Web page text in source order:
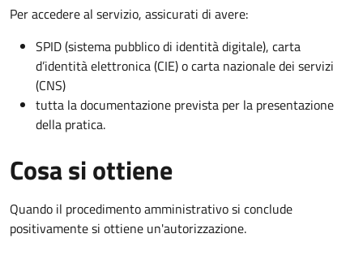
Per accedere al servizio, assicurati di avere:
SPID (sistema pubblico di identità digitale), carta
d’identità elettronica (CIE) o carta nazionale dei servizi
(CNS)
tutta la documentazione prevista per la presentazione
della pratica.
Cosa si ottiene
Quando il procedimento amministrativo si conclude
positivamente si ottiene un'autorizzazione.